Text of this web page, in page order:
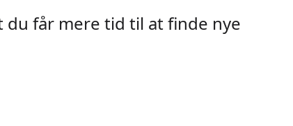
får mere tid til at finde nye